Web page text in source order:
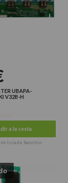
UBAPA-
V32B-H
a la cesta
mi lista de favoritos